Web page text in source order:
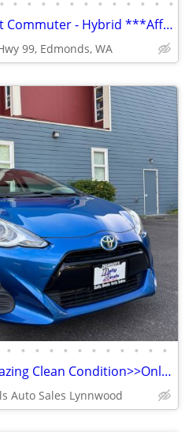
• • • • • • • • • • • • •
2015 Toyota Prius c - Great Commuter - Hybrid ***Affordable***
99, Edmonds, WA
• • • • • • • • • • • •
2016 Toyota Prius C in Amazing Clean Condition>>Only 98K>>
Auto Sales Lynnwood